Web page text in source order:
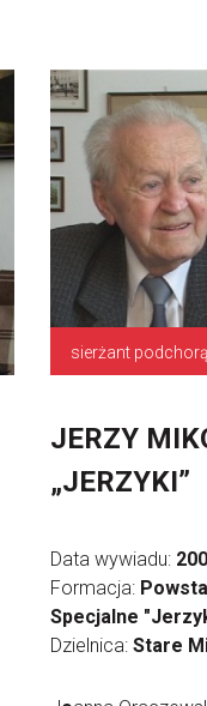
sierżant
JERZY
„JERZYKI”
Data wywiadu:
Formacja:
Specjalne
Dzielnica: Stare